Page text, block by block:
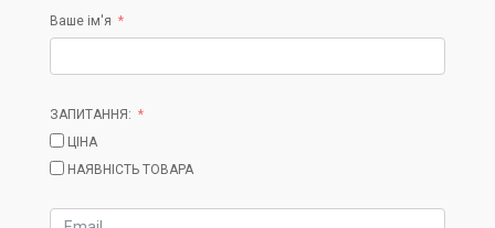
Ваше ім'я
ЗАПИТАННЯ:
ЦІНА
НАЯВНІСТЬ ТОВАРА